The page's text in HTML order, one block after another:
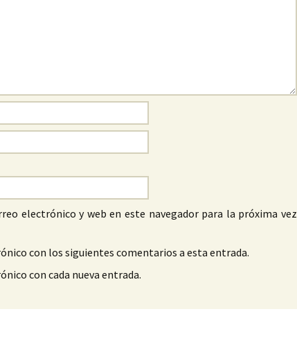
electrónico y web en este navegador para la próxima vez
con los siguientes comentarios a esta entrada.
con cada nueva entrada.